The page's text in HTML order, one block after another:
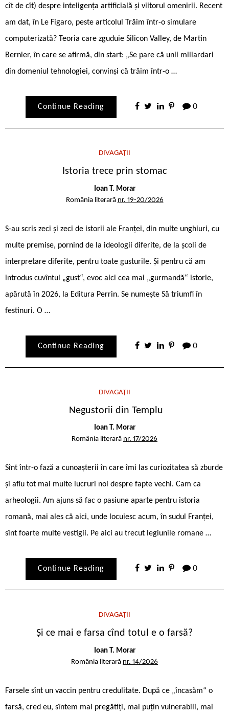
cît de cît) despre inteligența artificială și viitorul omenirii. Recent
am dat, în Le Figaro, peste articolul Trăim într-o simulare
computerizată? Teoria care zguduie Silicon Valley, de Martin
Bernier, în care se afirmă, din start: „Se pare că unii miliardari
din domeniul tehnologiei, convinși că trăim într-o …
Continue Reading 0
DIVAGAȚII
Istoria trece prin stomac
Ioan T. Morar
România literară nr. 19-20/2026
S-au scris zeci și zeci de istorii ale Franței, din multe unghiuri, cu
multe premise, pornind de la ideologii diferite, de la școli de
interpretare diferite, pentru toate gusturile. Și pentru că am
introdus cuvîntul „gust“, evoc aici cea mai „gurmandă“ istorie,
apărută în 2026, la Editura Perrin. Se numește Să triumfi în
festinuri. O …
Continue Reading 0
DIVAGAȚII
Negustorii din Templu
Ioan T. Morar
România literară nr. 17/2026
Sînt într-o fază a cunoașterii în care îmi las curiozitatea să zburde
și aflu tot mai multe lucruri noi despre fapte vechi. Cam ca
arheologii. Am ajuns să fac o pasiune aparte pentru istoria
romană, mai ales că aici, unde locuiesc acum, în sudul Franței,
sînt foarte multe vestigii. Pe aici au trecut legiunile romane …
Continue Reading 0
DIVAGAȚII
Și ce mai e farsa cînd totul e o farsă?
Ioan T. Morar
România literară nr. 14/2026
Farsele sînt un vaccin pentru credulitate. După ce „încasăm“ o
farsă, cred eu, sîntem mai pregătiți, mai puțin vulnerabili, mai